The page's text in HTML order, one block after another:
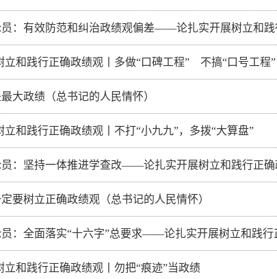
：有效防范和纠治政绩观偏差——论扎实开展树立和践
立和践行正确政绩观丨多做“口碑工程” 不搞“口号工程”
大政绩（总书记的人民情怀）
立和践行正确政绩观丨不打“小九九”，多拨“大算盘”
：坚持一体推进学查改——论扎实开展树立和践行正确
要树立正确政绩观（总书记的人民情怀）
：全面落实“十六字”总要求——论扎实开展树立和践行
立和践行正确政绩观丨勿把“痕迹”当政绩